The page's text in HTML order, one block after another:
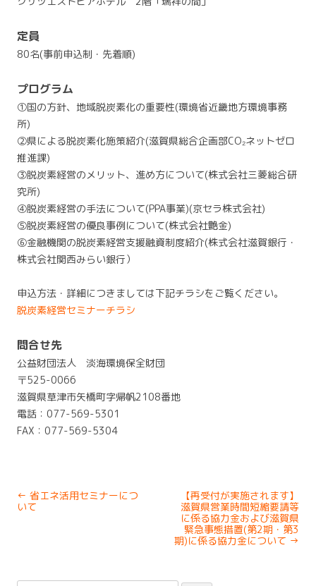
定員
80名(事前申込制・先着順)
プログラム
①国の方針、地域脱炭素化の重要性(環境省近畿地方環境事務
所)
②県による脱炭素化施策紹介(滋賀県総合企画部CO₂ネットゼロ
推進課)
③脱炭素経営のメリット、進め方について(株式会社三菱総合研
究所)
④脱炭素経営の手法について(PPA事業)(京セラ株式会社)
⑤脱炭素経営の優良事例について(株式会社艶金)
⑥金融機関の脱炭素経営支援融資制度紹介(株式会社滋賀銀行・
株式会社関西みらい銀行）
申込方法・詳細につきましては下記チラシをご覧ください。
脱炭素経営セミナーチラシ
問合せ先
公益財団法人 淡海環境保全財団
〒525-0066
滋賀県草津市矢橋町字帰帆2108番地
電話：077-569-5301
FAX：077-569-5304
Post
navigation
← 省エネ活用セミナーにつ
いて
【再受付が実施されます】
滋賀県営業時間短縮要請等
に係る協力金および滋賀県
緊急事態措置(第2期・第3
期)に係る協力金について →